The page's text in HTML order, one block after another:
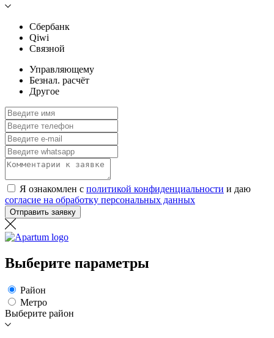
Сбербанк
Qiwi
Связной
Управляющему
Безнал. расчёт
Другое
Я ознакомлен с политикой конфиденциальности и даю
согласие на обработку персональных данных
Отправить заявку
Выберите параметры
Район
Метро
Выберите район